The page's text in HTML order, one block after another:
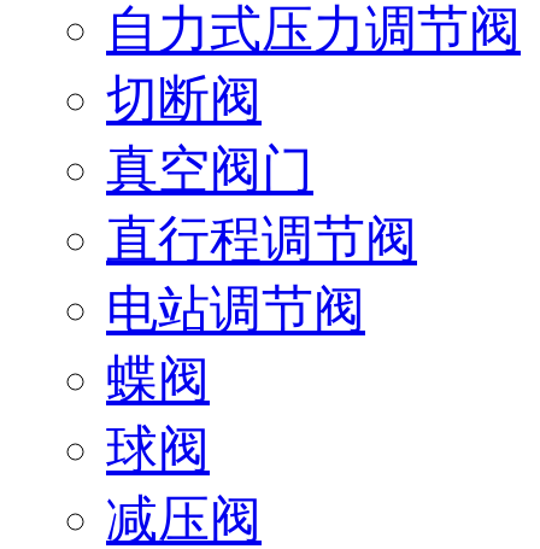
自力式压力调节阀
切断阀
真空阀门
直行程调节阀
电站调节阀
蝶阀
球阀
减压阀